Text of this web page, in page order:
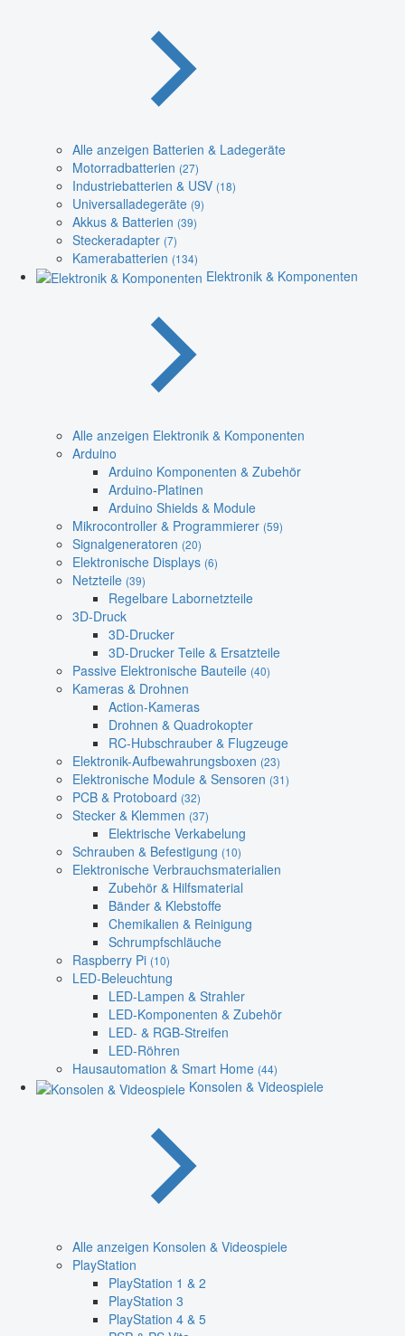
Alle anzeigen Batterien & Ladegeräte
Motorradbatterien (27)
Industriebatterien & USV (18)
Universalladegeräte (9)
Akkus & Batterien (39)
Steckeradapter (7)
Kamerabatterien (134)
Elektronik & Komponenten
Alle anzeigen Elektronik & Komponenten
Arduino
Arduino Komponenten & Zubehör
Arduino-Platinen
Arduino Shields & Module
Mikrocontroller & Programmierer (59)
Signalgeneratoren (20)
Elektronische Displays (6)
Netzteile (39)
Regelbare Labornetzteile
3D-Druck
3D-Drucker
3D-Drucker Teile & Ersatzteile
Passive Elektronische Bauteile (40)
Kameras & Drohnen
Action-Kameras
Drohnen & Quadrokopter
RC-Hubschrauber & Flugzeuge
Elektronik-Aufbewahrungsboxen (23)
Elektronische Module & Sensoren (31)
PCB & Protoboard (32)
Stecker & Klemmen (37)
Elektrische Verkabelung
Schrauben & Befestigung (10)
Elektronische Verbrauchsmaterialien
Zubehör & Hilfsmaterial
Bänder & Klebstoffe
Chemikalien & Reinigung
Schrumpfschläuche
Raspberry Pi (10)
LED-Beleuchtung
LED-Lampen & Strahler
LED-Komponenten & Zubehör
LED- & RGB-Streifen
LED-Röhren
Hausautomation & Smart Home (44)
Konsolen & Videospiele
Alle anzeigen Konsolen & Videospiele
PlayStation
PlayStation 1 & 2
PlayStation 3
PlayStation 4 & 5